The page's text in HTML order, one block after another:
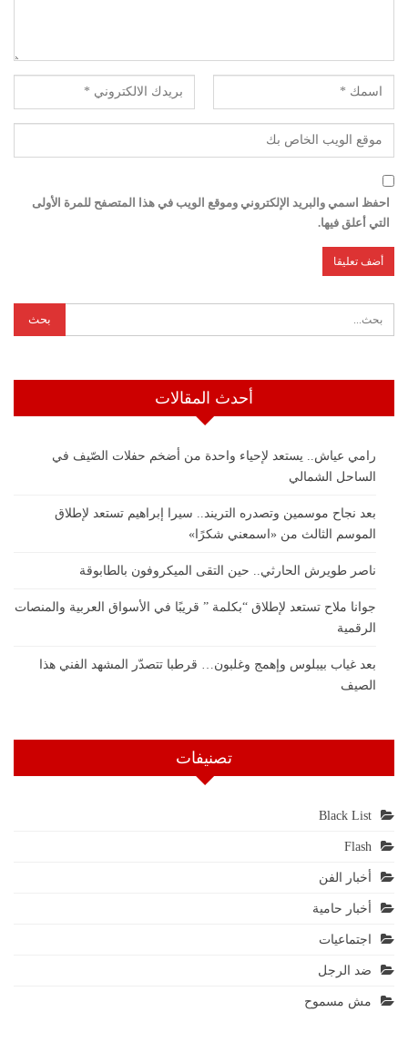
احفظ اسمي والبريد الإلكتروني وموقع الويب في هذا المتصفح للمرة الأولى
التي أعلق فيها.
أحدث المقالات
رامي عياش.. يستعد لإحياء واحدة من أضخم حفلات الصّيف في
الساحل الشمالي
بعد نجاح موسمين وتصدره التريند.. سيرا إبراهيم تستعد لإطلاق
الموسم الثالث من «اسمعني شكرًا»
ناصر طويرش الحارثي.. حين التقى الميكروفون بالطابوقة
جوانا ملاح تستعد لإطلاق “بكلمة ” قريبًا في الأسواق العربية والمنصات
الرقمية
بعد غياب بيبلوس وإهمج وغلبون… قرطبا تتصدّر المشهد الفني هذا
الصيف
تصنيفات
Black List
Flash
أخبار الفن
أخبار حامية
اجتماعيات
ضد الرجل
مش مسموح